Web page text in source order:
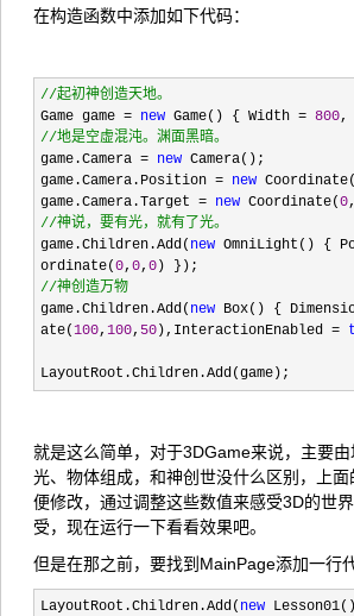
在构造函数中添加如下代码：
//起初神创造天地。
Game game = new Game() { Width = 800,
//地是空虚混沌。渊面黑暗。
game.Camera = new Camera();
game.Camera.Position = new Coordinate(
game.Camera.Target = new Coordinate(0
//神说，要有光，就有了光。
game.Children.Add( new OmniLight() {
ordinate(0, 0, 0) });
//神创造万物
game.Children.Add( new Box() {
ate(100, 100, 50),InteractionEnabled =
LayoutRoot.Children.Add(game);
就是这么简单，对于3DGame来说，主要
光、物体组成，和神创世没什么区别，上
便修改，通过调整这些数值来感受3D的世
受，现在运行一下看看效果吧。
但是在那之前，要找到MainPage添加一行代
LayoutRoot.Children.Add( new